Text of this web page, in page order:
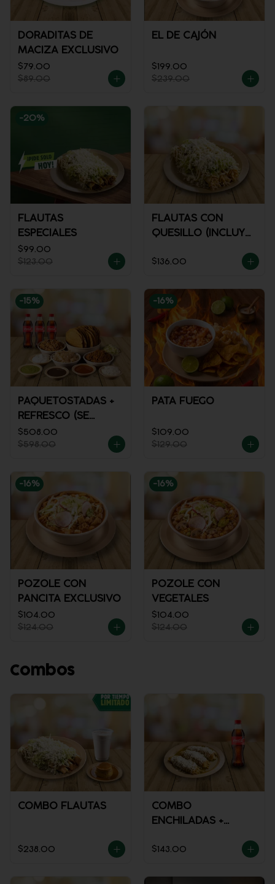
DORADITAS DE
MACIZA EXCLUSIVO
$79.00
$89.00
EL DE CAJÓN
$199.00
$239.00
-20%
FLAUTAS
ESPECIALES
$99.00
$123.00
FLAUTAS CON
QUESILLO (INCLUYE
SALSA)
$136.00
-15%
PAQUETOSTADAS +
REFRESCO (SE
ENVÍA FRÍO)
$508.00
$598.00
-16%
PATA FUEGO
$109.00
$129.00
-16%
POZOLE CON
PANCITA EXCLUSIVO
$104.00
$124.00
-16%
POZOLE CON
VEGETALES
$104.00
$124.00
Combos
COMBO FLAUTAS
$238.00
COMBO
ENCHILADAS +
$143.00